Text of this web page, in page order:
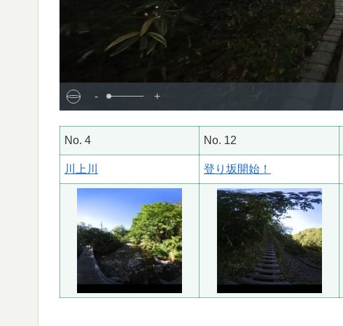
- +
No. 4 No. 12
川上川 登り坂開始！